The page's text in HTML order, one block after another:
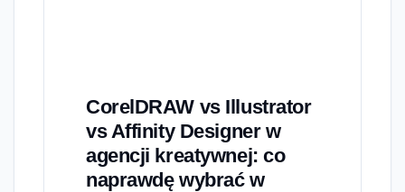
CorelDRAW vs Illustrator
vs Affinity Designer w
agencji kreatywnej: co
naprawdę wybrać w